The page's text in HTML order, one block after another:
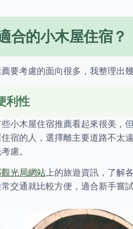
合的小木屋住宿？
要考慮的面向很多，我整理出
利性
小木屋住宿推薦看起來很美，
宿的人，選擇離主要道路不太
慮。
光局網站 上的旅遊資訊，了解
交通就比較方便，適合新手嘗試